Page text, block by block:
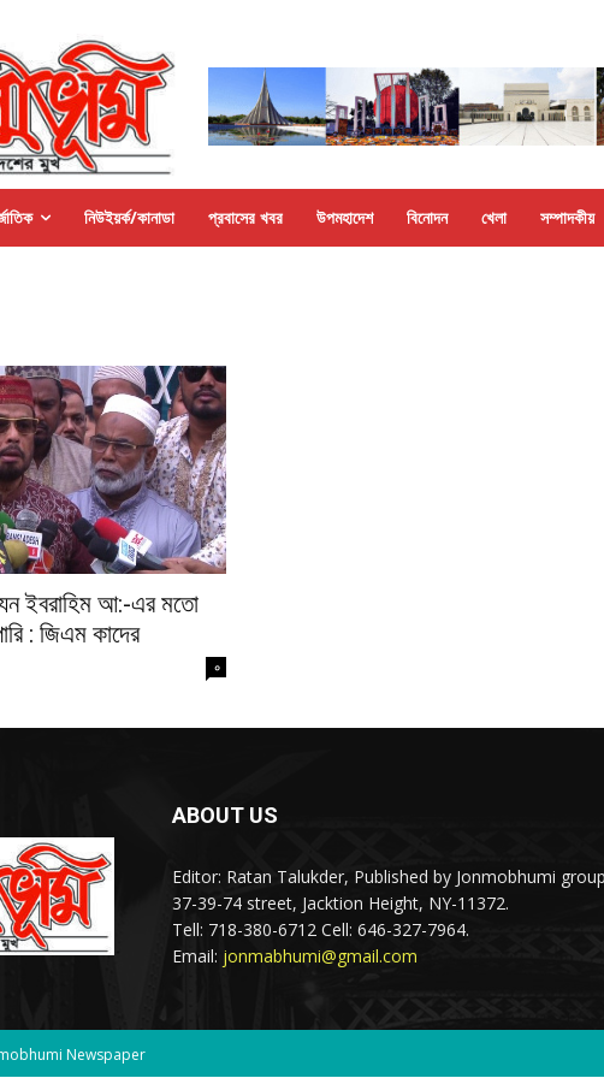
নিউইয়র্ক/কানাডা প্রবাসের খবর উপমহাদেশ বিনোদন খেলা সম্পাদকীয়
ইবরাহিম আ:-এর মতো
: জিএম কাদের
০
ABOUT US
Editor: Ratan Talukder, Published by Jonmobhumi
37-39-74 street, Jacktion Height, NY-11372.
Tell: 718-380-6712 Cell: 646-327-7964­.
Email: jonmabhumi@gmail.com
Newspaper